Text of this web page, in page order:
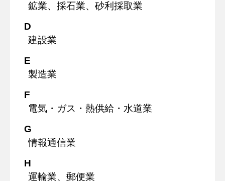
鉱業、採石業、砂利採取業
D
建設業
E
製造業
F
電気・ガス・熱供給・水道業
G
情報通信業
H
運輸業、郵便業